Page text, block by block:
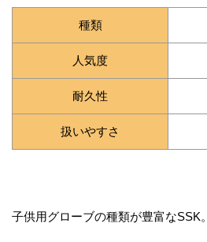
種類
人気度
耐久性
扱いやすさ
子供用グローブの種類が豊富なSSK。